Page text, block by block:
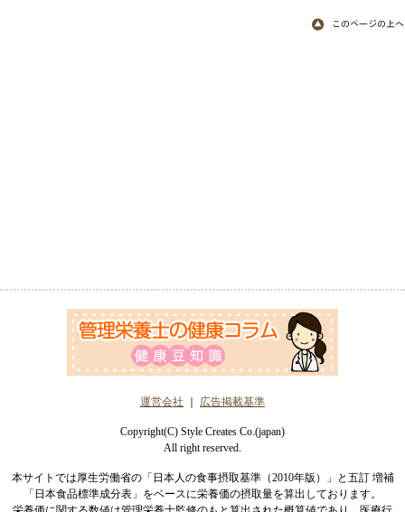
運営会社 ｜ 広告掲載基準
Copyright(C) Style Creates Co.(japan)
All right reserved.
本サイトでは厚生労働省の「日本人の食事摂取基準（2010年版）」と五訂 増補
「日本食品標準成分表」をベースに栄養価の摂取量を算出しております。